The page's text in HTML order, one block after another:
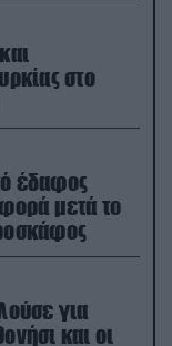
στο
έδαφος
μετά το
για
και οι